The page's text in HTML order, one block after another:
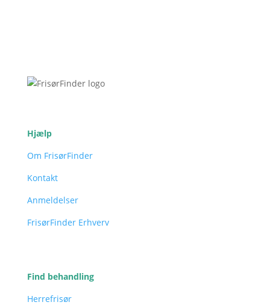
Hjælp
Om FrisørFinder
Kontakt
Anmeldelser
FrisørFinder Erhverv
Find behandling
Herrefrisør